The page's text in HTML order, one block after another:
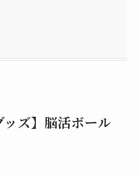
ッズ】脳活ボール